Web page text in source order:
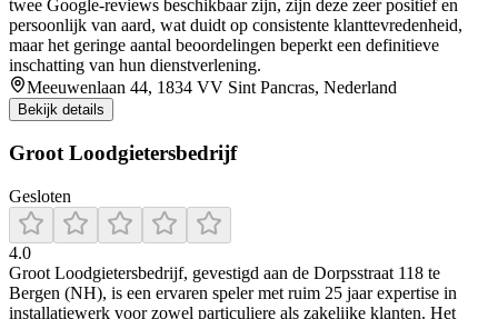
twee Google-reviews beschikbaar zijn, zijn deze zeer positief en
persoonlijk van aard, wat duidt op consistente klanttevredenheid,
maar het geringe aantal beoordelingen beperkt een definitieve
inschatting van hun dienstverlening.
Meeuwenlaan 44, 1834 VV Sint Pancras, Nederland
Bekijk details
Groot Loodgietersbedrijf
Gesloten
4.0
Groot Loodgietersbedrijf, gevestigd aan de Dorpsstraat 118 te
Bergen (NH), is een ervaren speler met ruim 25 jaar expertise in
installatiewerk voor zowel particuliere als zakelijke klanten. Het